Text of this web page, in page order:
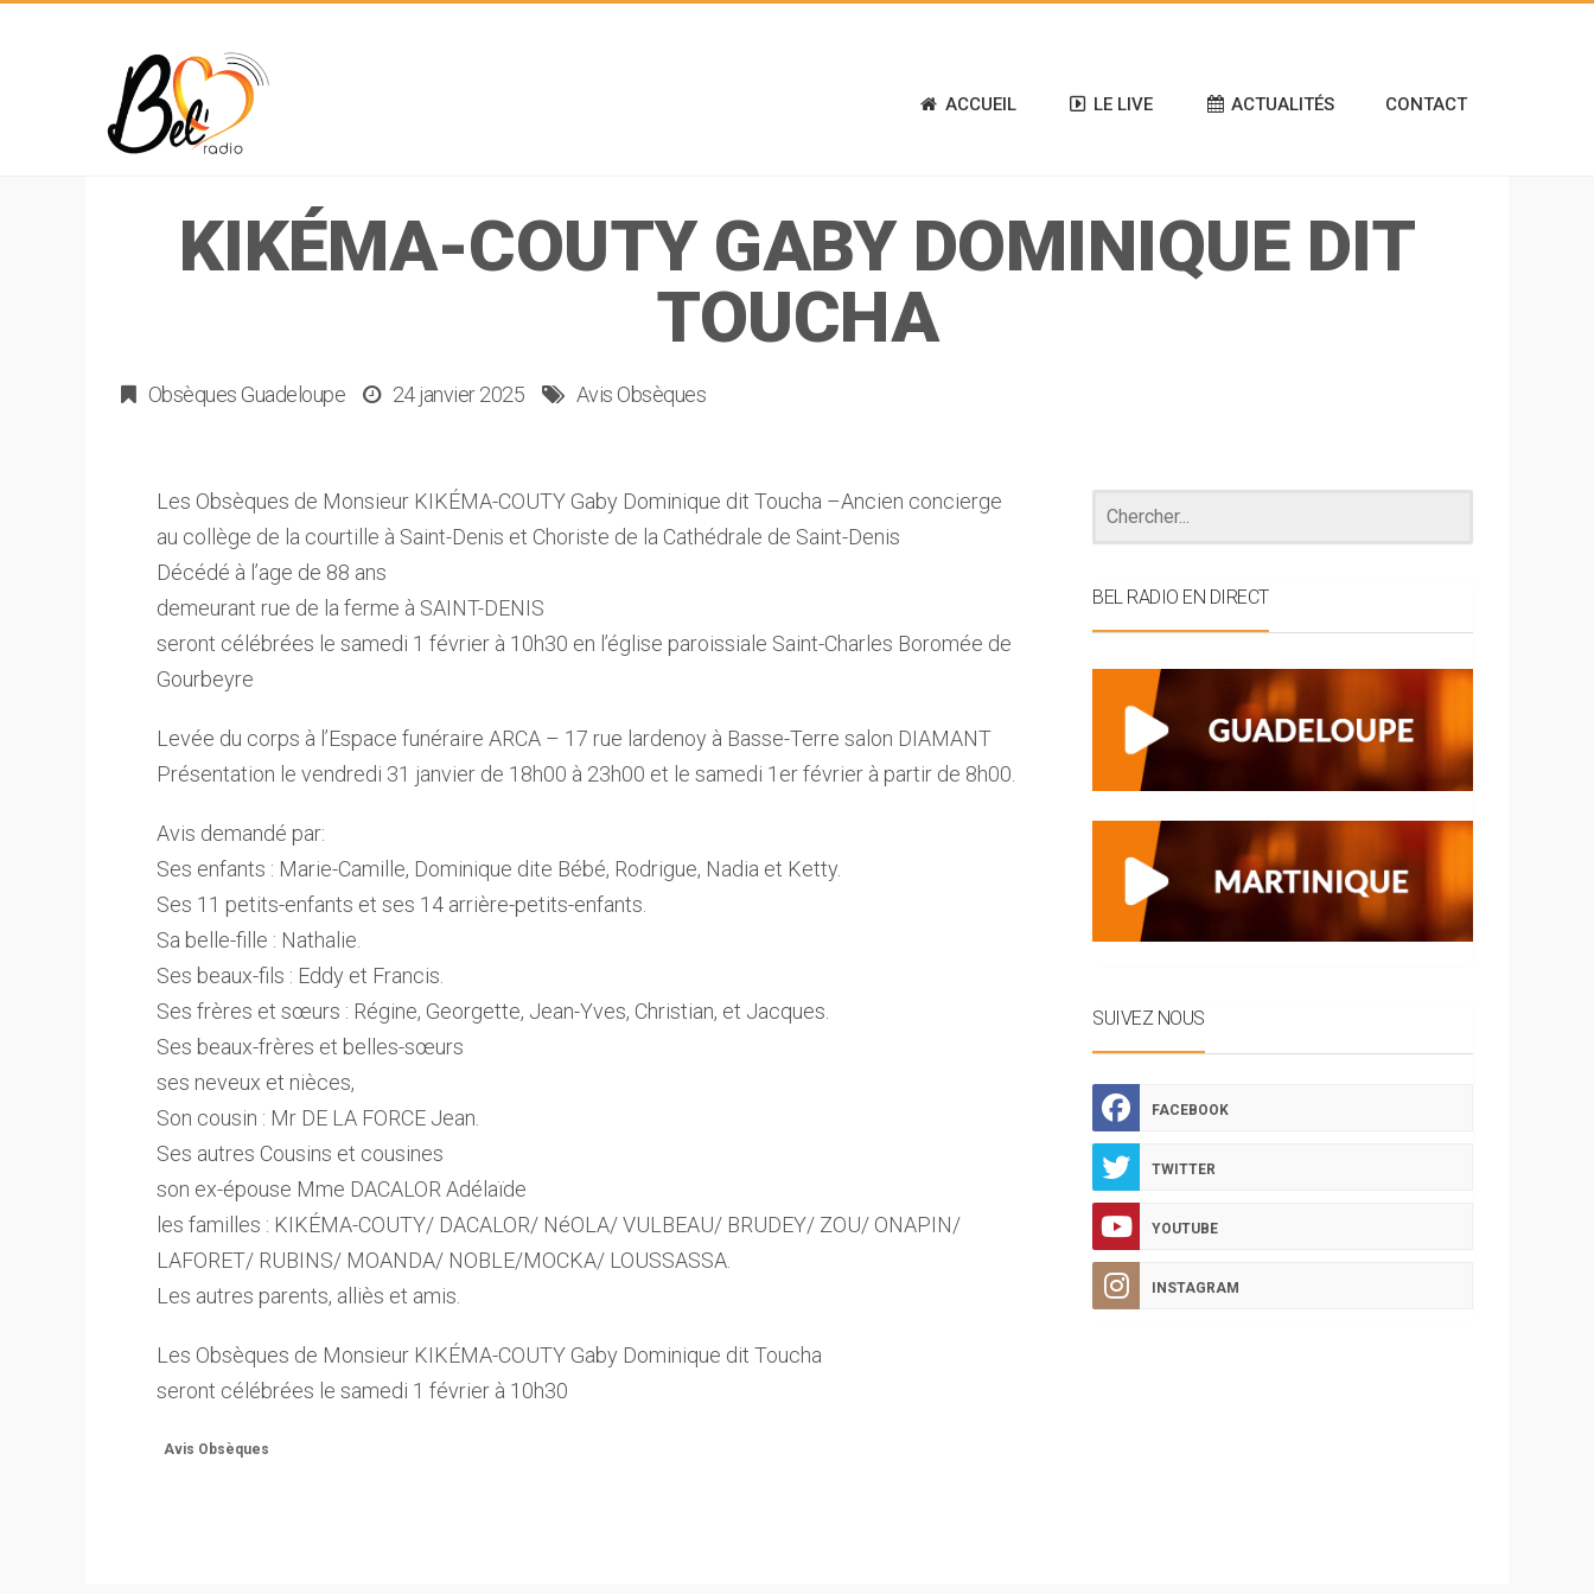
ACCUEIL LE LIVE ACTUALITÉS CONTACT
KIKÉMA-COUTY GABY DOMINIQUE DIT
TOUCHA
Obsèques Guadeloupe 24 janvier 2025 Avis Obsèques
Les Obsèques de Monsieur KIKÉMA-COUTY Gaby Dominique dit Toucha –Ancien concierge
au collège de la courtille à Saint-Denis et Choriste de la Cathédrale de Saint-Denis
Décédé à l’age de 88 ans
demeurant rue de la ferme à SAINT-DENIS
seront célébrées le samedi 1 février à 10h30 en l’église paroissiale Saint-Charles Boromée de
Gourbeyre
Levée du corps à l’Espace funéraire ARCA – 17 rue lardenoy à Basse-Terre salon DIAMANT
Présentation le vendredi 31 janvier de 18h00 à 23h00 et le samedi 1er février à partir de 8h00.
Avis demandé par:
Ses enfants : Marie-Camille, Dominique dite Bébé, Rodrigue, Nadia et Ketty.
Ses 11 petits-enfants et ses 14 arrière-petits-enfants.
Sa belle-fille : Nathalie.
Ses beaux-fils : Eddy et Francis.
Ses frères et sœurs : Régine, Georgette, Jean-Yves, Christian, et Jacques.
Ses beaux-frères et belles-sœurs
ses neveux et nièces,
Son cousin : Mr DE LA FORCE Jean.
Ses autres Cousins et cousines
son ex-épouse Mme DACALOR Adélaïde
les familles : KIKÉMA-COUTY/ DACALOR/ NéOLA/ VULBEAU/ BRUDEY/ ZOU/ ONAPIN/
LAFORET/ RUBINS/ MOANDA/ NOBLE/MOCKA/ LOUSSASSA.
Les autres parents, alliès et amis.
Les Obsèques de Monsieur KIKÉMA-COUTY Gaby Dominique dit Toucha
seront célébrées le samedi 1 février à 10h30
Avis Obsèques
BEL RADIO EN DIRECT
SUIVEZ NOUS
FACEBOOK
TWITTER
YOUTUBE
INSTAGRAM